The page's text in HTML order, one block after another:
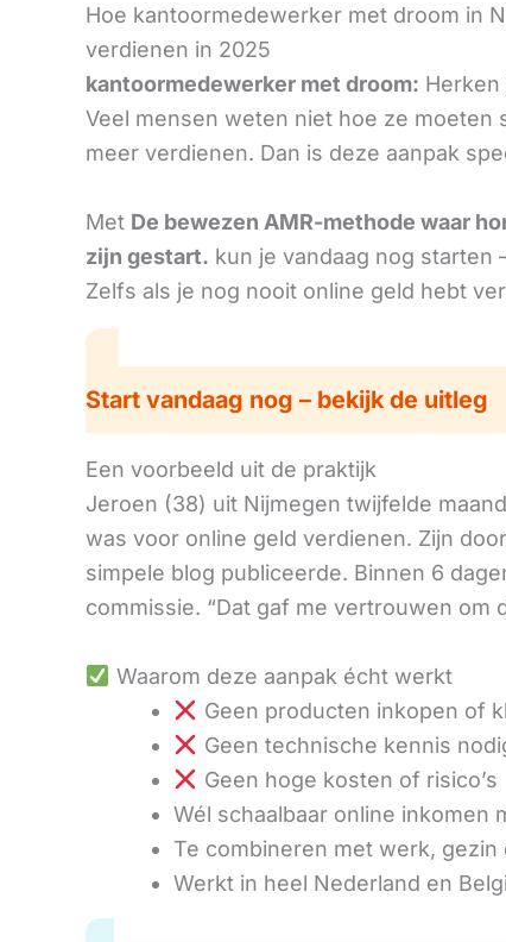
Hoe kantoormedewerker met droom in
verdienen in 2025
kantoormedewerker met droom: Herken
Veel mensen weten niet hoe ze moeten
meer verdienen. Dan is deze aanpak
Met De bewezen AMR-methode waar
zijn gestart. kun je vandaag nog starten
Zelfs als je nog nooit online geld hebt
Start vandaag nog – bekijk de uitleg
Een voorbeeld uit de praktijk
Jeroen (38) uit Nijmegen twijfelde
was voor online geld verdienen. Zijn
simpele blog publiceerde. Binnen 6
commissie. “Dat gaf me vertrouwen om
Waarom deze aanpak écht werkt
Geen producten inkopen of
Geen technische kennis
Geen hoge kosten of risico’s
Wél schaalbaar online inkomen
Te combineren met werk, gezin
Werkt in heel Nederland en